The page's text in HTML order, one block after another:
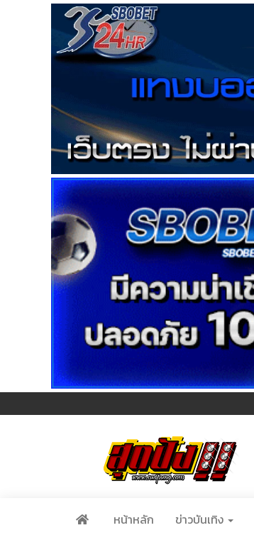
หน้าหลัก ข่าวบันเทิง